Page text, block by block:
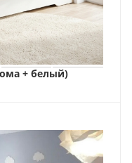
+ белый)